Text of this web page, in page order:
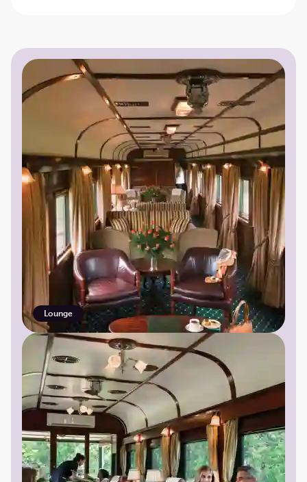
Livet om bord
Toget er innredet i klassisk kolonistil, og i
restaurantvognen dekkes det med hvite duker,
sølvbestikk og fint porselen. Et entusiastisk team av
kokker sørger for utsøkte måltider, supplert av gode
sørafrikanske viner – alt inkludert i prisen. Til middag
Lounge